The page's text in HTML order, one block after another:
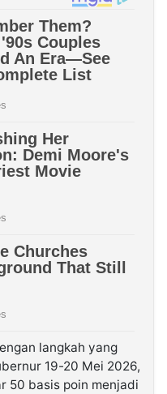
langkah yang
19-20 Mei 2026,
50 basis poin menjadi